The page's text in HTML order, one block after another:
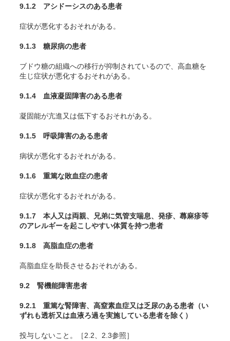
9.1.2 アシドーシスのある患者
症状が悪化するおそれがある。
9.1.3 糖尿病の患者
ブドウ糖の組織への移行が抑制されているので、高血糖を
生じ症状が悪化するおそれがある。
9.1.4 血液凝固障害のある患者
凝固能が亢進又は低下するおそれがある。
9.1.5 呼吸障害のある患者
病状が悪化するおそれがある。
9.1.6 重篤な敗血症の患者
症状が悪化するおそれがある。
9.1.7 本人又は両親、兄弟に気管支喘息、発疹、蕁麻疹等
のアレルギーを起こしやすい体質を持つ患者
9.1.8 高脂血症の患者
高脂血症を助長させるおそれがある。
9.2 腎機能障害患者
9.2.1 重篤な腎障害、高窒素血症又は乏尿のある患者（い
ずれも透析又は血液ろ過を実施している患者を除く）
投与しないこと。［2.2、2.3参照］